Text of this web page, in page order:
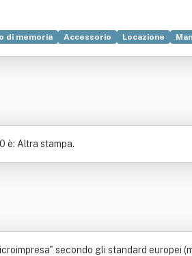
di memoria Accessorio Locazione
è: Altra stampa.
secondo gli standard europei